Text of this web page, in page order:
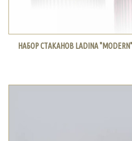
НАБОР СТАКАНОВ LADINA